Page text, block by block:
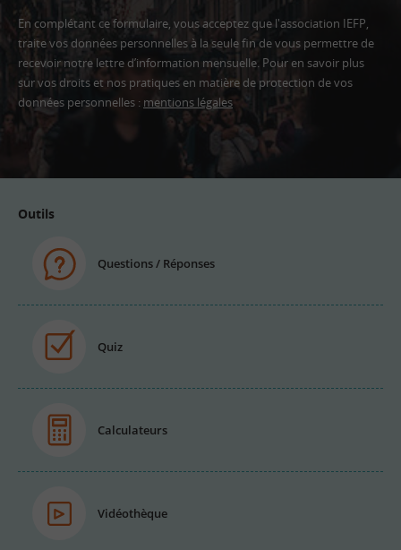
En complétant ce formulaire, vous acceptez que l'association IEFP,
traite vos données personnelles à la seule fin de vous permettre de
recevoir notre lettre d’information mensuelle. Pour en savoir plus
sur vos droits et nos pratiques en matière de protection de vos
données personnelles : mentions légales
Outils
Questions / Réponses
Quiz
Calculateurs
Vidéothèque